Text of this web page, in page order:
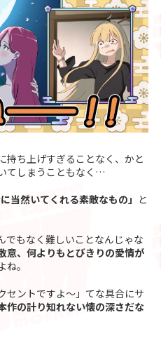
持ち上げすぎることなく、かと
てしまうこともなく…
当然いてくれる素敵なもの」 と
でもなく難しいことなんじゃな
意、何よりもとびきりの愛情が
ね。
セントですよ〜」てな具合にサ
作の計り知れない懐の深さだな